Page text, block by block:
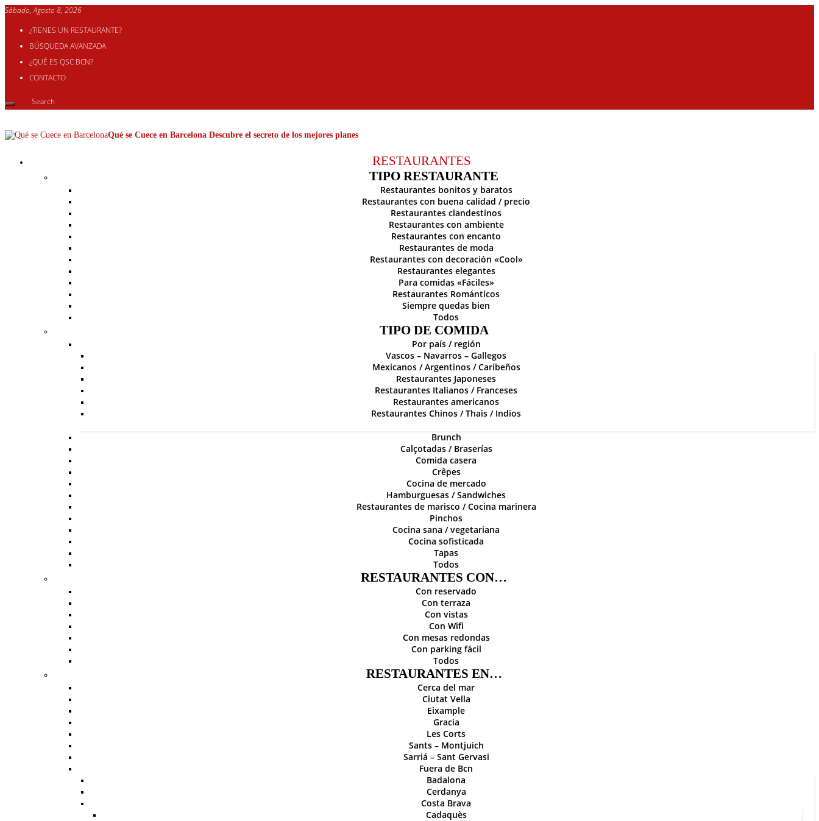
Sábado, Agosto 8, 2026
¿TIENES UN RESTAURANTE?
BÚSQUEDA AVANZADA
¿QUÉ ES QSC BCN?
CONTACTO
Qué se Cuece en Barcelona Descubre el secreto de los mejores planes
RESTAURANTES
TIPO RESTAURANTE
Restaurantes bonitos y baratos
Restaurantes con buena calidad / precio
Restaurantes clandestinos
Restaurantes con ambiente
Restaurantes con encanto
Restaurantes de moda
Restaurantes con decoración «Cool»
Restaurantes elegantes
Para comidas «Fáciles»
Restaurantes Románticos
Siempre quedas bien
Todos
TIPO DE COMIDA
Por país / región
Vascos – Navarros – Gallegos
Mexicanos / Argentinos / Caribeños
Restaurantes Japoneses
Restaurantes Italianos / Franceses
Restaurantes americanos
Restaurantes Chinos / Thais / Indios
Brunch
Calçotadas / Braserías
Comida casera
Crêpes
Cocina de mercado
Hamburguesas / Sandwiches
Restaurantes de marisco / Cocina marinera
Pinchos
Cocina sana / vegetariana
Cocina sofisticada
Tapas
Todos
RESTAURANTES CON…
Con reservado
Con terraza
Con vistas
Con Wifi
Con mesas redondas
Con parking fácil
Todos
RESTAURANTES EN…
Cerca del mar
Ciutat Vella
Eixample
Gracia
Les Corts
Sants – Montjuich
Sarriá – Sant Gervasi
Fuera de Bcn
Badalona
Cerdanya
Costa Brava
Cadaquès